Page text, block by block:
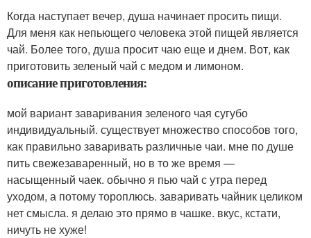
Когда наступает вечер, душа начинает просить пищи.
Для меня как непьющего человека этой пищей является
чай. Более того, душа просит чаю еще и днем. Вот, как
приготовить зеленый чай с медом и лимоном.
описание приготовления:
мой вариант заваривания зеленого чая сугубо
индивидуальный. существует множество способов того,
как правильно заваривать различные чаи. мне по душе
пить свежезаваренный, но в то же время —
насыщенный чаек. обычно я пью чай с утра перед
уходом, а потому тороплюсь. заваривать чайник целиком
нет смысла. я делаю это прямо в чашке. вкус, кстати,
ничуть не хуже!